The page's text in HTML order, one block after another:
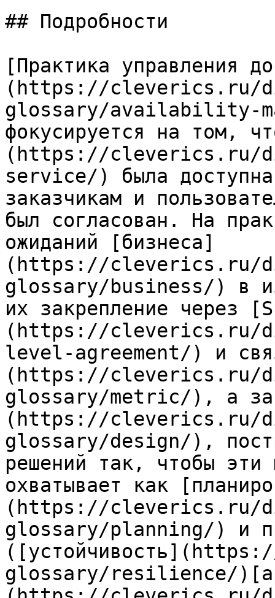
## Подробности
[Практика управления
(https://cleverics.ru/
glossary/availability-
фокусируется на том,
(https://cleverics.ru/
service/) была
заказчикам и
был согласован. На
ожиданий [бизнеса]
(https://cleverics.ru/
glossary/business/) в
их закрепление через
(https://cleverics.ru/
level-agreement/) и
(https://cleverics.ru/
glossary/metric/), а
(https://cleverics.ru/
glossary/design/),
решений так, чтобы эти
охватывает как
(https://cleverics.ru/
glossary/planning/) и
glossary/resilience/